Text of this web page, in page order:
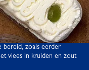
s
p
o
t
bereid, zoals eerder
vlees in kruiden en zout